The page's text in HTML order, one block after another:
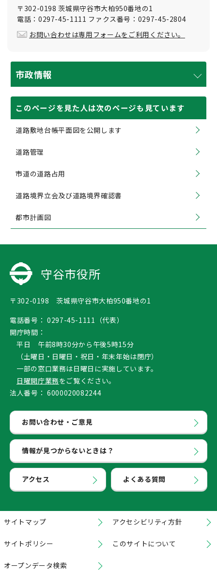
〒302-0198 茨城県守谷市大柏950番地の1
電話：0297-45-1111 ファクス番号：0297-45-2804
お問い合わせは専用フォームをご利用ください。
市政情報
このページを見た人は次のページも見ています
道路敷地台帳平面図を公開します
道路管理
市道の道路占用
道路境界立会及び道路境界確認書
都市計画図
守谷市役所
〒302-0198 茨城県守谷市大柏950番地の1
電話番号： 0297-45-1111（代表）
開庁時間：
平日 午前8時30分から午後5時15分
（土曜日・日曜日・祝日・年末年始は閉庁）
一部の窓口業務は日曜日に実施しています。
日曜開庁業務をご覧ください。
法人番号： 6000020082244
お問い合わせ・ご意見
情報が見つからないときは？
アクセス よくある質問
サイトマップ アクセシビリティ方針
サイトポリシー このサイトについて
オープンデータ検索